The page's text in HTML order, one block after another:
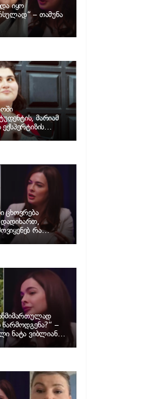
იყო
– თამუნა
მარიამ
რა გახდა გოგონას
ცხოვრება
რა
– რა
–
ნატა ვიბლიანის
ავრცელებს